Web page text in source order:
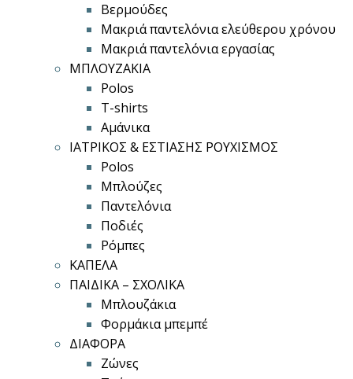
Βερμούδες
Μακριά παντελόνια ελεύθερου χρόνου
Μακριά παντελόνια εργασίας
ΜΠΛΟΥΖΑΚΙΑ
Polos
T-shirts
Αμάνικα
ΙΑΤΡΙΚΟΣ & ΕΣΤΙΑΣΗΣ ΡΟΥΧΙΣΜΟΣ
Polos
Μπλούζες
Παντελόνια
Ποδιές
Ρόμπες
ΚΑΠΕΛΑ
ΠΑΙΔΙΚΑ – ΣΧΟΛΙΚΑ
Μπλουζάκια
Φορμάκια μπεμπέ
ΔΙΑΦΟΡΑ
Ζώνες